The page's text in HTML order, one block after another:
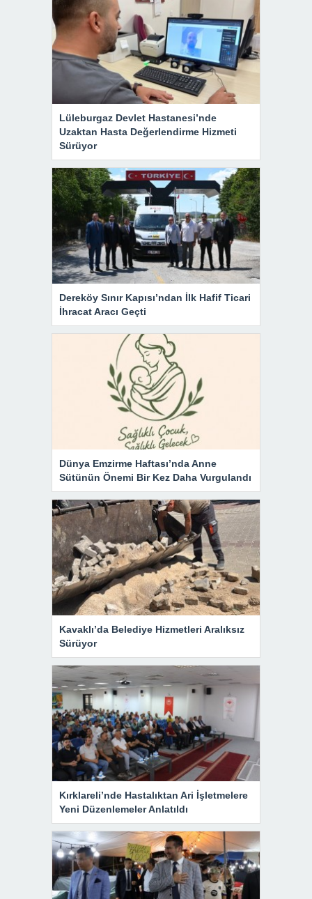
Lüleburgaz Devlet Hastanesi’nde
Uzaktan Hasta Değerlendirme Hizmeti
Sürüyor
Dereköy Sınır Kapısı’ndan İlk Hafif Ticari
İhracat Aracı Geçti
Dünya Emzirme Haftası’nda Anne
Sütünün Önemi Bir Kez Daha Vurgulandı
Kavaklı’da Belediye Hizmetleri Aralıksız
Sürüyor
Kırklareli’nde Hastalıktan Ari İşletmelere
Yeni Düzenlemeler Anlatıldı